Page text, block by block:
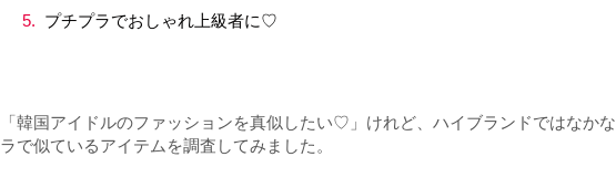
プチプラでおしゃれ上級者に♡
「韓国アイドルのファッションを真似したい♡」けれど、ハイブランドではなか
ラで似ているアイテムを調査してみました。